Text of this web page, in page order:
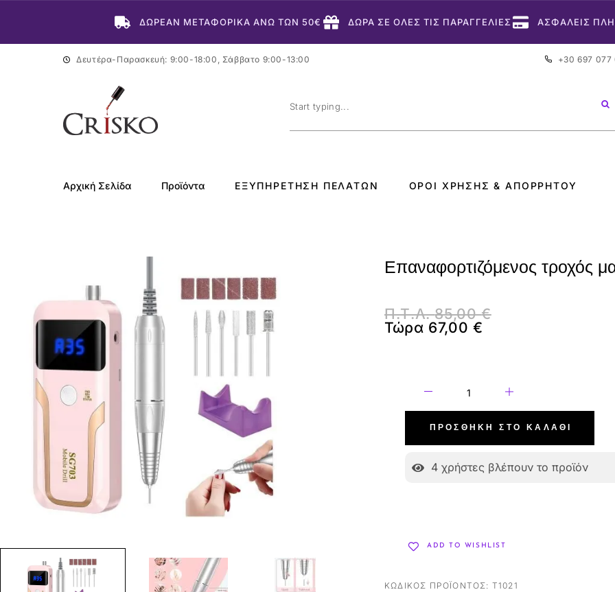
ΔΩΡΕΑΝ ΜΕΤΑΦΟΡΙΚΑ ΑΝΩ ΤΩΝ 50€ ΔΩΡΑ ΣΕ ΟΛΕΣ ΤΙΣ ΠΑΡΑΓΓΕΛΙΕΣ ΑΣΦΑΛΕΙΣ
Δευτέρα-Παρασκευή: 9:00-18:00, Σάββατο 9:00-13:00 +30 697 077
Αρχική Σελίδα Προϊόντα ΕΞΥΠΗΡΈΤΗΣΗ ΠΕΛΑΤΏΝ ΌΡΟΙ ΧΡΉΣΗΣ & ΑΠΟΡΡΉΤΟΥ
Επαναφορτιζόμενος τροχός
Π.Τ.Λ.85,00€
Τώρα 67,00 €
ΠΡΟΣΘΉΚΗ ΣΤΟ ΚΑΛΆΘΙ
4 χρήστες βλέπουν το προϊόν
ADD TO WISHLIST
ΚΩΔΙΚΌΣ ΠΡΟΪΌΝΤΟΣ: T1021